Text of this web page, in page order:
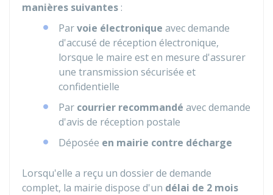
manières suivantes :
Parvoie électronique avec demande
d'accusé de réception électronique,
lorsque le maire est en mesure d'assurer
une transmission sécurisée et
confidentielle
Par courrier recommandé avec demande
d'avis de réception postale
Déposée en mairie contre décharge
Lorsqu'elle a reçu un dossier de demande
complet, la mairie dispose d'un délai de 2 mois